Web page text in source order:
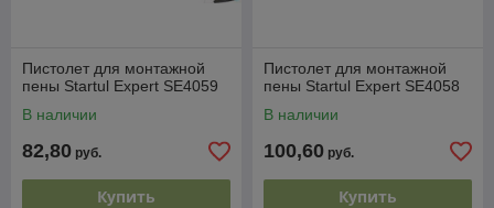
Пистолет для монтажной
пены Startul Expert SE4059
В наличии
82,80 руб.
Купить
Пистолет для монтажной
пены Startul Expert SE4058
В наличии
100,60 руб.
Купить